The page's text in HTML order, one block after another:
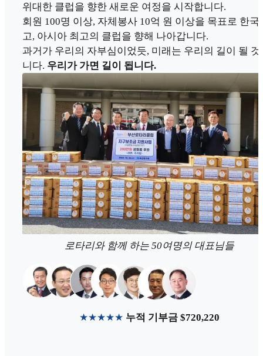
위대한 클럽을 향한 새로운 여정을 시작합니다.
회원 100명 이상, 자체봉사 10억 원 이상을 목표로 한국
고, 아시아 최고의 클럽을 향해 나아갑니다.
과거가 우리의 자부심이었듯, 미래는 우리의 길이 될 것
니다. 우리가 가면 길이 됩니다.
로타리와 함께 하는 50여명의 대표님들
★★★★★ 누적 기부금 $720,220